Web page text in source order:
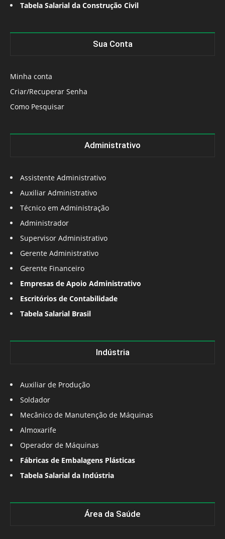
Tabela Salarial da Construção Civil
Sua Conta
Minha conta
Criar/Recuperar Senha
Como Pesquisar
Administrativo
Assistente Administrativo
Auxiliar Administrativo
Técnico em Administração
Administrador
Supervisor Administrativo
Gerente Administrativo
Gerente Financeiro
Empresas de Apoio Administrativo
Escritórios de Contabilidade
Tabela Salarial Brasil
Indústria
Auxiliar de Produção
Soldador
Mecânico de Manutenção de Máquinas
Almoxarife
Operador de Máquinas
Fábricas de Embalagens Plásticas
Tabela Salarial da Indústria
Área da Saúde